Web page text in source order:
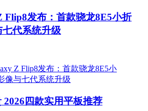
Flip8发布：首款骁龙8E5小折
代系统升级
2026四款实用平板推荐